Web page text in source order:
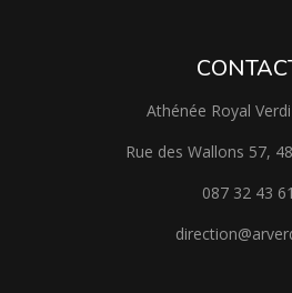
Athénée Royal
Rue des Wallons 57,
087 32 43 61